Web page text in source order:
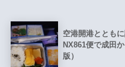
空港開港ととも
NX861便で成田
版）